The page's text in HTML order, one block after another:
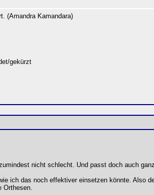
(Amandra Kamandara)
gekürzt
nicht schlecht. Und passt doch auch
ich das noch effektiver einsetzen könnte. Also
Orthesen.